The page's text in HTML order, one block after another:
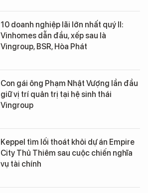
10 doanh nghiệp lãi lớn nhất quý II:
Vinhomes dẫn đầu, xếp sau là
Vingroup, BSR, Hòa Phát
Con gái ông Phạm Nhật Vượng lần đầu
giữ vị trí quản trị tại hệ sinh thái
Vingroup
Keppel tìm lối thoát khỏi dự án Empire
City Thủ Thiêm sau cuộc chiến nghĩa
vụ tài chính